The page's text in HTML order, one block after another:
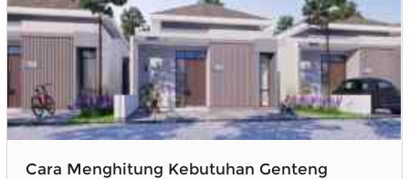
Cara Menghitung Kebutuhan Genteng